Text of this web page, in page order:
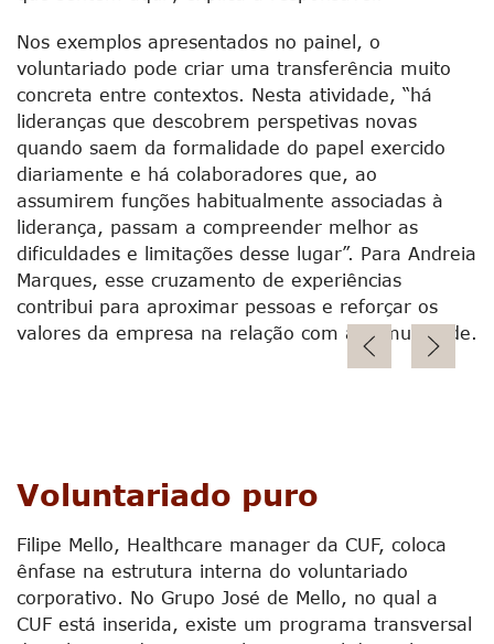
Nos exemplos apresentados no painel, o
voluntariado pode criar uma transferência muito
concreta entre contextos. Nesta atividade, “há
lideranças que descobrem perspetivas novas
quando saem da formalidade do papel exercido
diariamente e há colaboradores que, ao
assumirem funções habitualmente associadas à
liderança, passam a compreender melhor as
dificuldades e limitações desse lugar”. Para Andreia
Marques, esse cruzamento de experiências
contribui para aproximar pessoas e reforçar os
valores da empresa na relação com a comunidade.
Joana Castro e Costa e Andreia Marques
durante o segundo painel da conferência,
denominado ‘0 que o voluntário desenvolve
em nós – e por que isso interessa às
Voluntariado puro
Filipe Mello, Healthcare manager da CUF, coloca
ênfase na estrutura interna do voluntariado
corporativo. No Grupo José de Mello, no qual a
CUF está inserida, existe um programa transversal